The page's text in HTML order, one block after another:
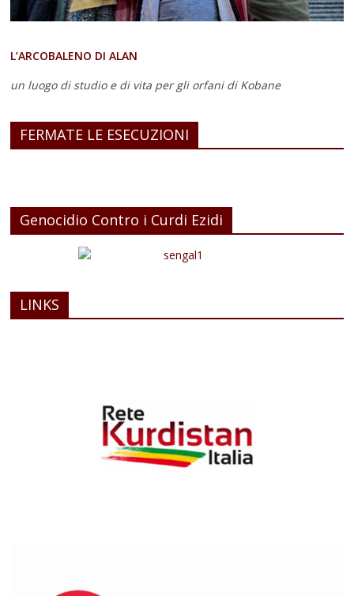
L’ARCOBALENO DI ALAN
un luogo di studio e di vita per gli orfani di Kobane
FERMATE LE ESECUZIONI
Genocidio Contro i Curdi Ezidi
LINKS